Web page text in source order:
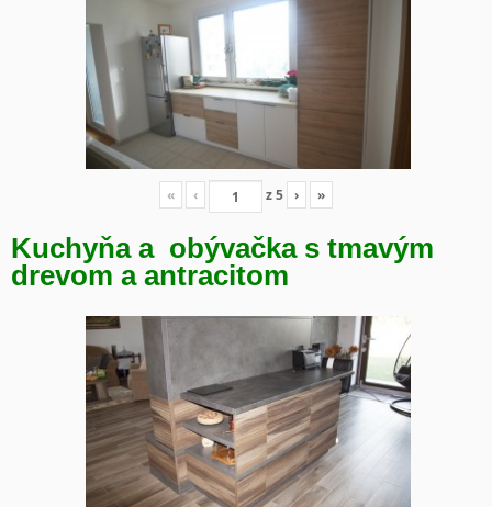
« ‹ z5 › »
Kuchyňa a obývačka s tmavým
drevom a antracitom